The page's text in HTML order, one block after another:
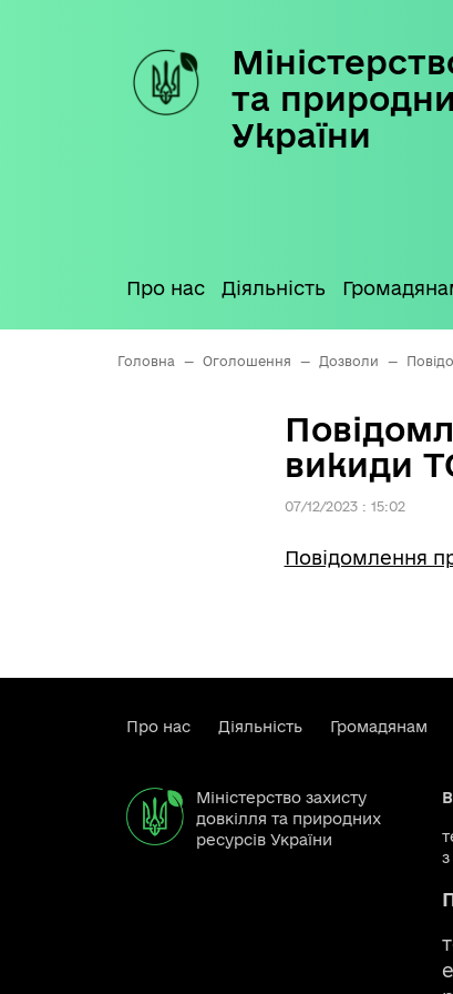
та
України
Про нас Діяльність
Головна — Оголошення — Дозволи —
викиди
07/12/2023 : 15:02
Повідомлення
Про нас Діяльність Громадянам
Міністерство захисту
довкілля та природних
ресурсів України